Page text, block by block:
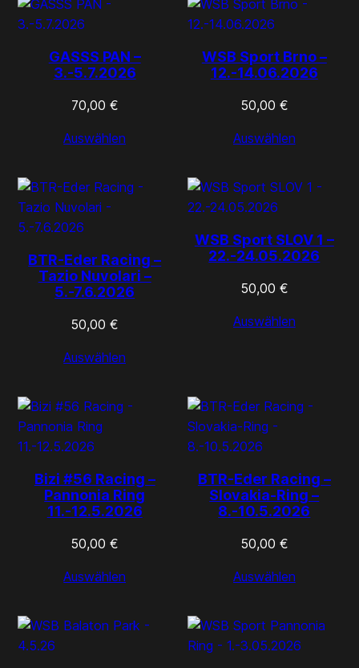
GASSS PAN –
3.-5.7.2026
70,00 €
Auswählen
WSB Sport Brno –
12.-14.06.2026
50,00 €
Auswählen
BTR-Eder Racing –
Tazio Nuvolari –
5.-7.6.2026
50,00€
Auswählen
WSB Sport SLOV 1 –
22.-24.05.2026
50,00 €
Auswählen
Bizi #56 Racing –
Pannonia Ring
11.-12.5.2026
50,00€
Auswählen
BTR-Eder Racing –
Slovakia-Ring –
8.-10.5.2026
50,00 €
Auswählen